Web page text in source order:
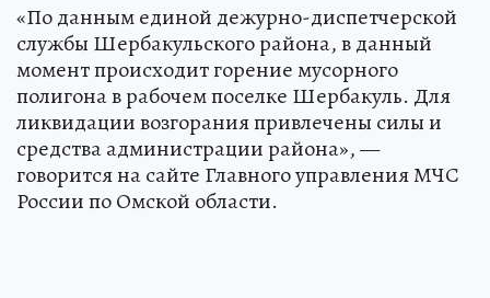
«По данным единой дежурно-диспетчерской
службы Шербакульского района, в данный
момент происходит горение мусорного
полигона в рабочем поселке Шербакуль. Для
ликвидации возгорания привлечены силы и
средства администрации района», —
говорится на сайте Главного управления МЧС
России по Омской области.